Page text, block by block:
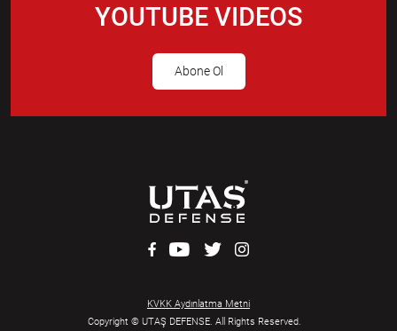
YOUTUBE VIDEOS
Abone Ol
Copyright © UTAŞ DEFENSE. All Rights Reserved.
KVKK Aydınlatma Metni